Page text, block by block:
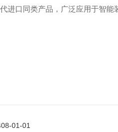
进口同类产品，广泛应用于智能
01-01